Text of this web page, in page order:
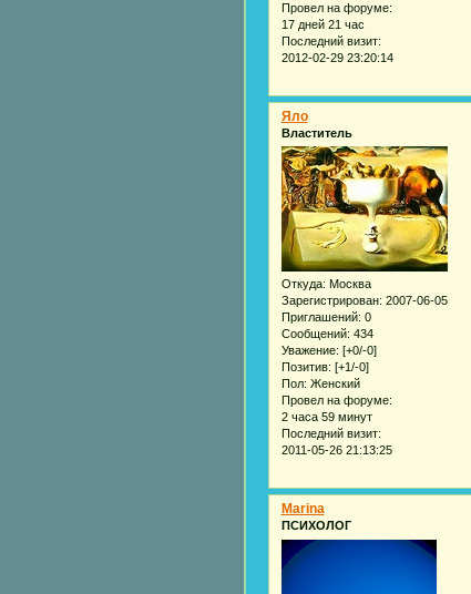
Провел на форуме:
17 дней 21 час
Последний визит:
2012-02-29 23:20:14
Яло
Властитель
Откуда: Москва
Зарегистрирован: 2007-06-05
Приглашений: 0
Сообщений: 434
Уважение: [+0/-0]
Позитив: [+1/-0]
Пол: Женский
Провел на форуме:
2 часа 59 минут
Последний визит:
2011-05-26 21:13:25
Marina
ПСИХОЛОГ